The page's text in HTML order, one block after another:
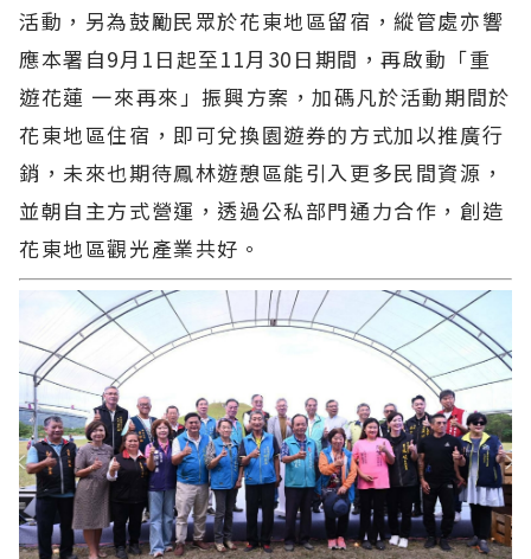
活動，另為鼓勵民眾於花東地區留宿，縱管處亦響
應本署自9月1日起至11月30日期間，再啟動「重
遊花蓮 一來再來」振興方案，加碼凡於活動期間於
花東地區住宿，即可兌換園遊券的方式加以推廣行
銷，未來也期待鳳林遊憩區能引入更多民間資源，
並朝自主方式營運，透過公私部門通力合作，創造
花東地區觀光產業共好。